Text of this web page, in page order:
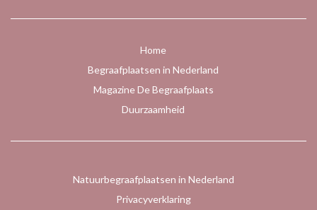
Home
Begraafplaatsen in Nederland
Magazine De Begraafplaats
Duurzaamheid
Natuurbegraafplaatsen in Nederland
Privacyverklaring